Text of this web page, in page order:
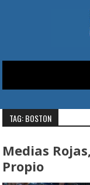
Cat 5
TAG: BOSTON
Medias
Propio